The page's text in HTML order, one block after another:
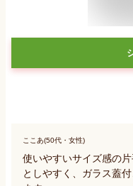
ここあ(50代・女性)
使いやすいサイズ感の
としやすく、ガラス蓋